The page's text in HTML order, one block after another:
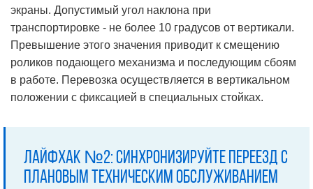
экраны. Допустимый угол наклона при
транспортировке - не более 10 градусов от вертикали.
Превышение этого значения приводит к смещению
роликов подающего механизма и последующим сбоям
в работе. Перевозка осуществляется в вертикальном
положении с фиксацией в специальных стойках.
Лайфхак №2: синхронизируйте переезд с
плановым техническим обслуживанием